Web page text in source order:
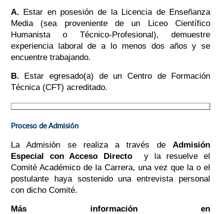
A. Estar en posesión de la Licencia de Enseñanza
Media (sea proveniente de un Liceo Científico
Humanista o Técnico-Profesional), demuestre
experiencia laboral de a lo menos dos años y se
encuentre trabajando.
B. Estar egresado(a) de un Centro de Formación
Técnica (CFT) acreditado.
Proceso de Admisión
La Admisión se realiza a través deAdmisión
Especial con Acceso Directo
y la resuelve el
Comité Académico de la Carrera, una vez que la o el
postulante haya sostenido una entrevista personal
con dicho Comité.
Más información en